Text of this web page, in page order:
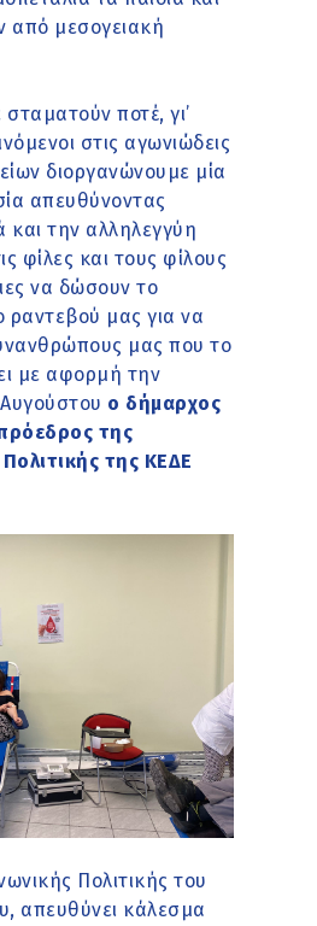
από μεσογειακή
ποτέ, γι’
στις αγωνιώδεις
διοργανώνουμε μία
απευθύνοντας
την αλληλεγγύη
φίλες και τους φίλους
να δώσουν το
μας για να
μας που το
με αφορμή την
ο δήμαρχος
της
της ΚΕΔΕ
Πολιτικής του
απευθύνει κάλεσμα